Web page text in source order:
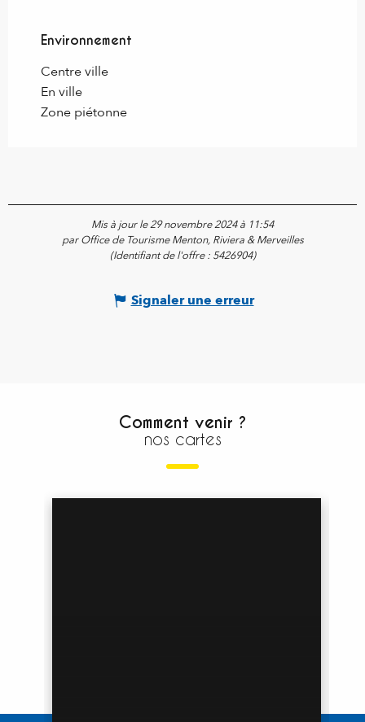
Environnement
Environnement
Centre ville
En ville
Zone piétonne
Mis à jour le 29 novembre 2024 à 11:54
par Office de Tourisme Menton, Riviera & Merveilles
(Identifiant de l'offre : 5426904)
Signaler une erreur
Comment venir ?
nos cartes